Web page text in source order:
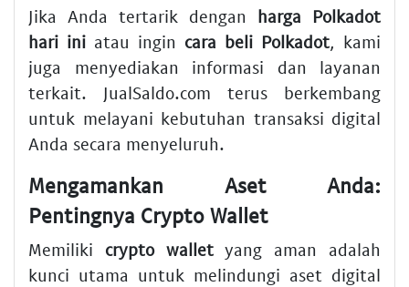
Jika Anda tertarik dengan harga Polkadot
hari ini atau ingin cara beli Polkadot, kami
juga menyediakan informasi dan layanan
terkait. JualSaldo.com terus berkembang
untuk melayani kebutuhan transaksi digital
Anda secara menyeluruh.
Mengamankan Aset Anda:
Pentingnya Crypto Wallet
Memiliki crypto walletyang aman adalah
kunci utama untuk melindungi aset digital